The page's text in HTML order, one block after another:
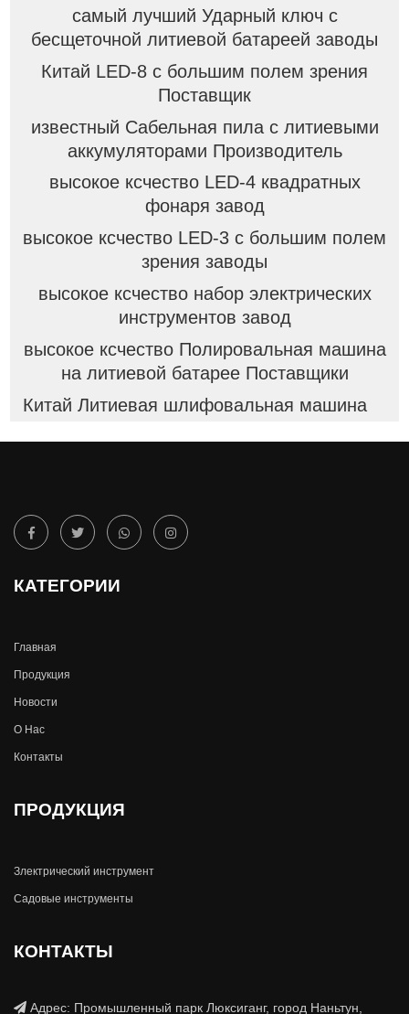
самый лучший Ударный ключ с
бесщеточной литиевой батареей заводы
Китай LED-8 с большим полем зрения
Поставщик
известный Сабельная пила с литиевыми
аккумуляторами Производитель
высокое ксчество LED-4 квадратных
фонаря завод
высокое ксчество LED-3 с большим полем
зрения заводы
высокое ксчество набор электрических
инструментов завод
высокое ксчество Полировальная машина
на литиевой батарее Поставщики
Китай Литиевая шлифовальная машина
КАТЕГОРИИ
Главная
Продукция
Новости
О Hас
Контакты
ПРОДУКЦИЯ
Злектрический инструмент
Садовые инструменты
КОНТАКТЫ
Адрес: Промышленный парк Люксиганг, город Наньтун,